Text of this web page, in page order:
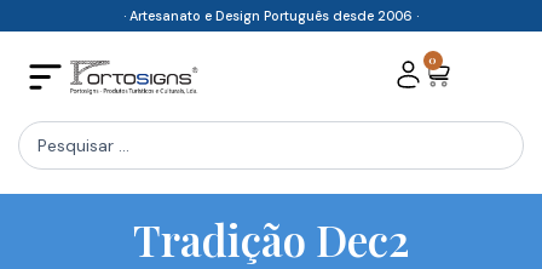
content
· Artesanato e Design Português desde 2006 ·
0
Cart
Search
...
Tradição Dec2